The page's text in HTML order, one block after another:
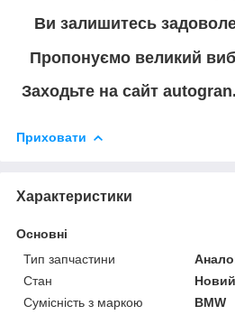
Ви залишитесь
Пропонуємо великий
Заходьте на сайт
Приховати
Характеристики
Основні
Тип запчастини
Стан
Новий
Сумісність з маркою
BMW